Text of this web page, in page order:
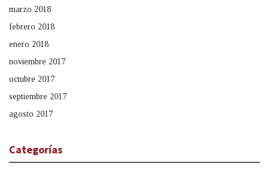
marzo 2018
febrero 2018
enero 2018
noviembre 2017
octubre 2017
septiembre 2017
agosto 2017
Categorías